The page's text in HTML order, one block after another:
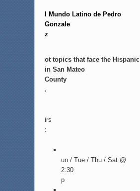
l Mundo Latino de Pedro
Gonzale
z
ot topics that face the
in San Mateo
County
.
irs
:
un / Tue / Thu / Sat @
2:30
p